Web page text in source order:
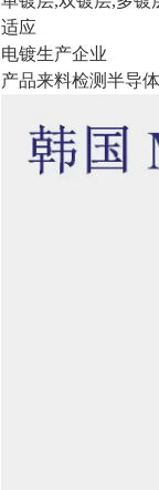
适应
电镀生产企业
产品来料检测半导